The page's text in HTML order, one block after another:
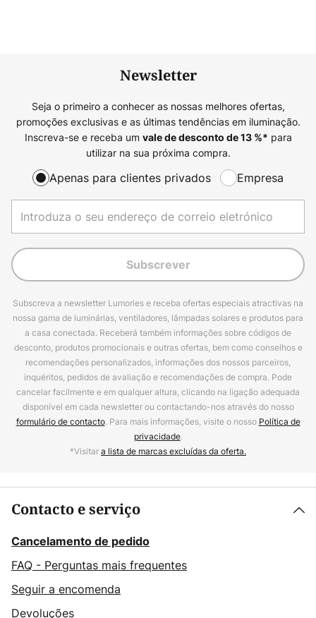
Newsletter
Seja o primeiro a conhecer as nossas melhores ofertas,
promoções exclusivas e as últimas tendências em iluminação.
Inscreva-se e receba um vale de desconto de13%* para
utilizar na sua próxima compra.
Apenas para clientes privados Empresa
Subscrever
Subscreva a newsletter Lumories e receba ofertas especiais atractivas na
nossa gama de luminárias, ventiladores, lâmpadas solares e produtos para
a casa conectada. Receberá também informações sobre códigos de
desconto, produtos promocionais e outras ofertas, bem como conselhos e
recomendações personalizados, informações dos nossos parceiros,
inquéritos, pedidos de avaliação e recomendações de compra. Pode
cancelar facilmente e em qualquer altura, clicando na ligação adequada
disponível em cada newsletter ou contactando-nos através do nosso
formulário de contacto. Para mais informações, visite o nosso Política de
privacidade.
*Visitara lista de marcas excluídas da oferta.
Contacto e serviço
Cancelamento de pedido
FAQ - Perguntas mais frequentes
Seguir a encomenda
Devoluções